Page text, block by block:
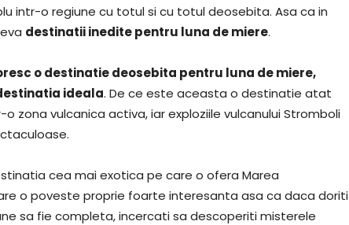
intr-o regiune cu totul si cu totul deosebita. Asa ca in
destinatii inedite pentru luna de miere.
o destinatie deosebita pentru luna de miere,
ideala. De ce este aceasta o destinatie atat
o zona vulcanica activa, iar exploziile vulcanului Stromboli
cea mai exotica pe care o ofera Marea
o poveste proprie foarte interesanta asa ca daca doriti
sa fie completa, incercati sa descoperiti misterele